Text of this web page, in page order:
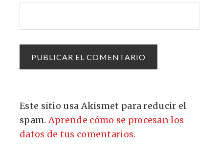
Este sitio usa Akismet para reducir el
spam.Aprende cómo se procesan los
datos de tus comentarios.